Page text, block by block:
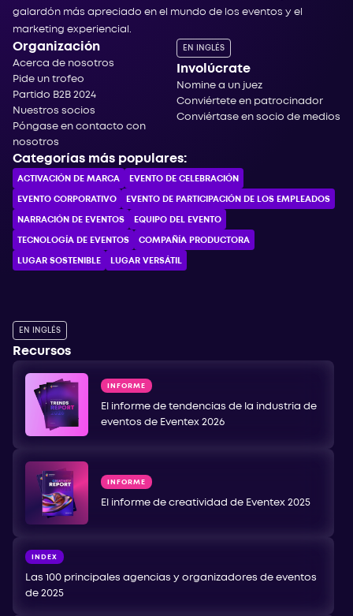
galardón más apreciado en el mundo de los eventos y el
marketing experiencial.
Organización
Acerca de nosotros
Pide un trofeo
Partido B2B 2024
Nuestros socios
Póngase en contacto con
nosotros
EN INGLÉS
Involúcrate
Nomine a un juez
Conviértete en patrocinador
Conviértase en socio de medios
Categorías más populares:
ACTIVACIÓN DE MARCA EVENTO DE CELEBRACIÓN
EVENTO CORPORATIVO EVENTO DE PARTICIPACIÓN DE LOS EMPLEADOS
NARRACIÓN DE EVENTOS EQUIPO DEL EVENTO
TECNOLOGÍA DE EVENTOS COMPAÑÍA PRODUCTORA
LUGAR SOSTENIBLE LUGAR VERSÁTIL
EN INGLÉS
Recursos
INFORME
El informe de tendencias de la industria de
eventos de Eventex 2026
INFORME
El informe de creatividad de Eventex 2025
INDEX
Las 100 principales agencias y organizadores de eventos
de 2025